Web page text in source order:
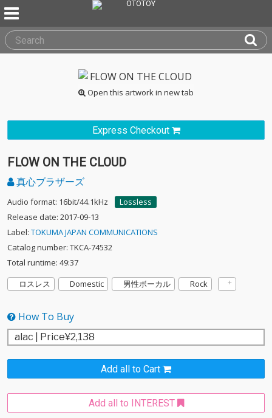
Open this artwork in new tab
Express Checkout
FLOW ON THE CLOUD
真心ブラザーズ
Audio format: 16bit/44.1kHz
Lossless
Release date: 2017-09-13
Label: TOKUMA JAPAN COMMUNICATIONS
Catalog number: TKCA-74532
Total runtime: 49:37
ロスレス
Domestic 男性ボーカル Rock
How To Buy
Add all to Cart
Add all to INTEREST